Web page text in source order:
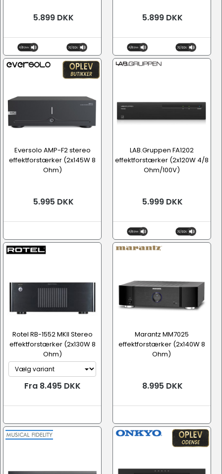
5.899 DKK 5.899 DKK
Eversolo AMP-F2 stereo
effektforstærker (2x145W 8
Ohm)
5.995 DKK
LAB.Gruppen FA1202
effektforstærker (2x120W 4/8
Ohm/100V)
5.999 DKK
Rotel RB-1552 MKII Stereo
effektforstærker (2x130W 8
Ohm)
Fra 8.495 DKK
Marantz MM7025
effektforstærker (2x140W 8
Ohm)
8.995 DKK